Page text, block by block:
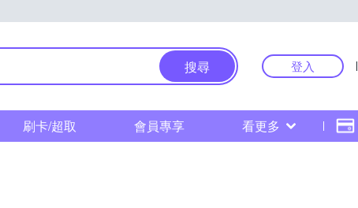
搜尋 登入
刷卡/超取 會員專享 看更多